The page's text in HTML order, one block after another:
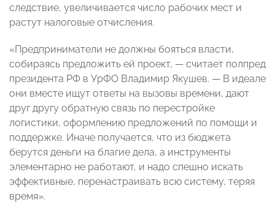
следствие, увеличивается число рабочих мест и
растут налоговые отчисления.
«Предприниматели не должны бояться власти,
собираясь предложить ей проект, — считает полпред
президента РФ в УрФО Владимир Якушев. — В идеале
они вместе ищут ответы на вызовы времени, дают
друг другу обратную связь по перестройке
логистики, оформлению предложений по помощи и
поддержке. Иначе получается, что из бюджета
берутся деньги на благие дела, а инструменты
элементарно не работают, и надо спешно искать
эффективные, перенастраивать всю систему, теряя
время».